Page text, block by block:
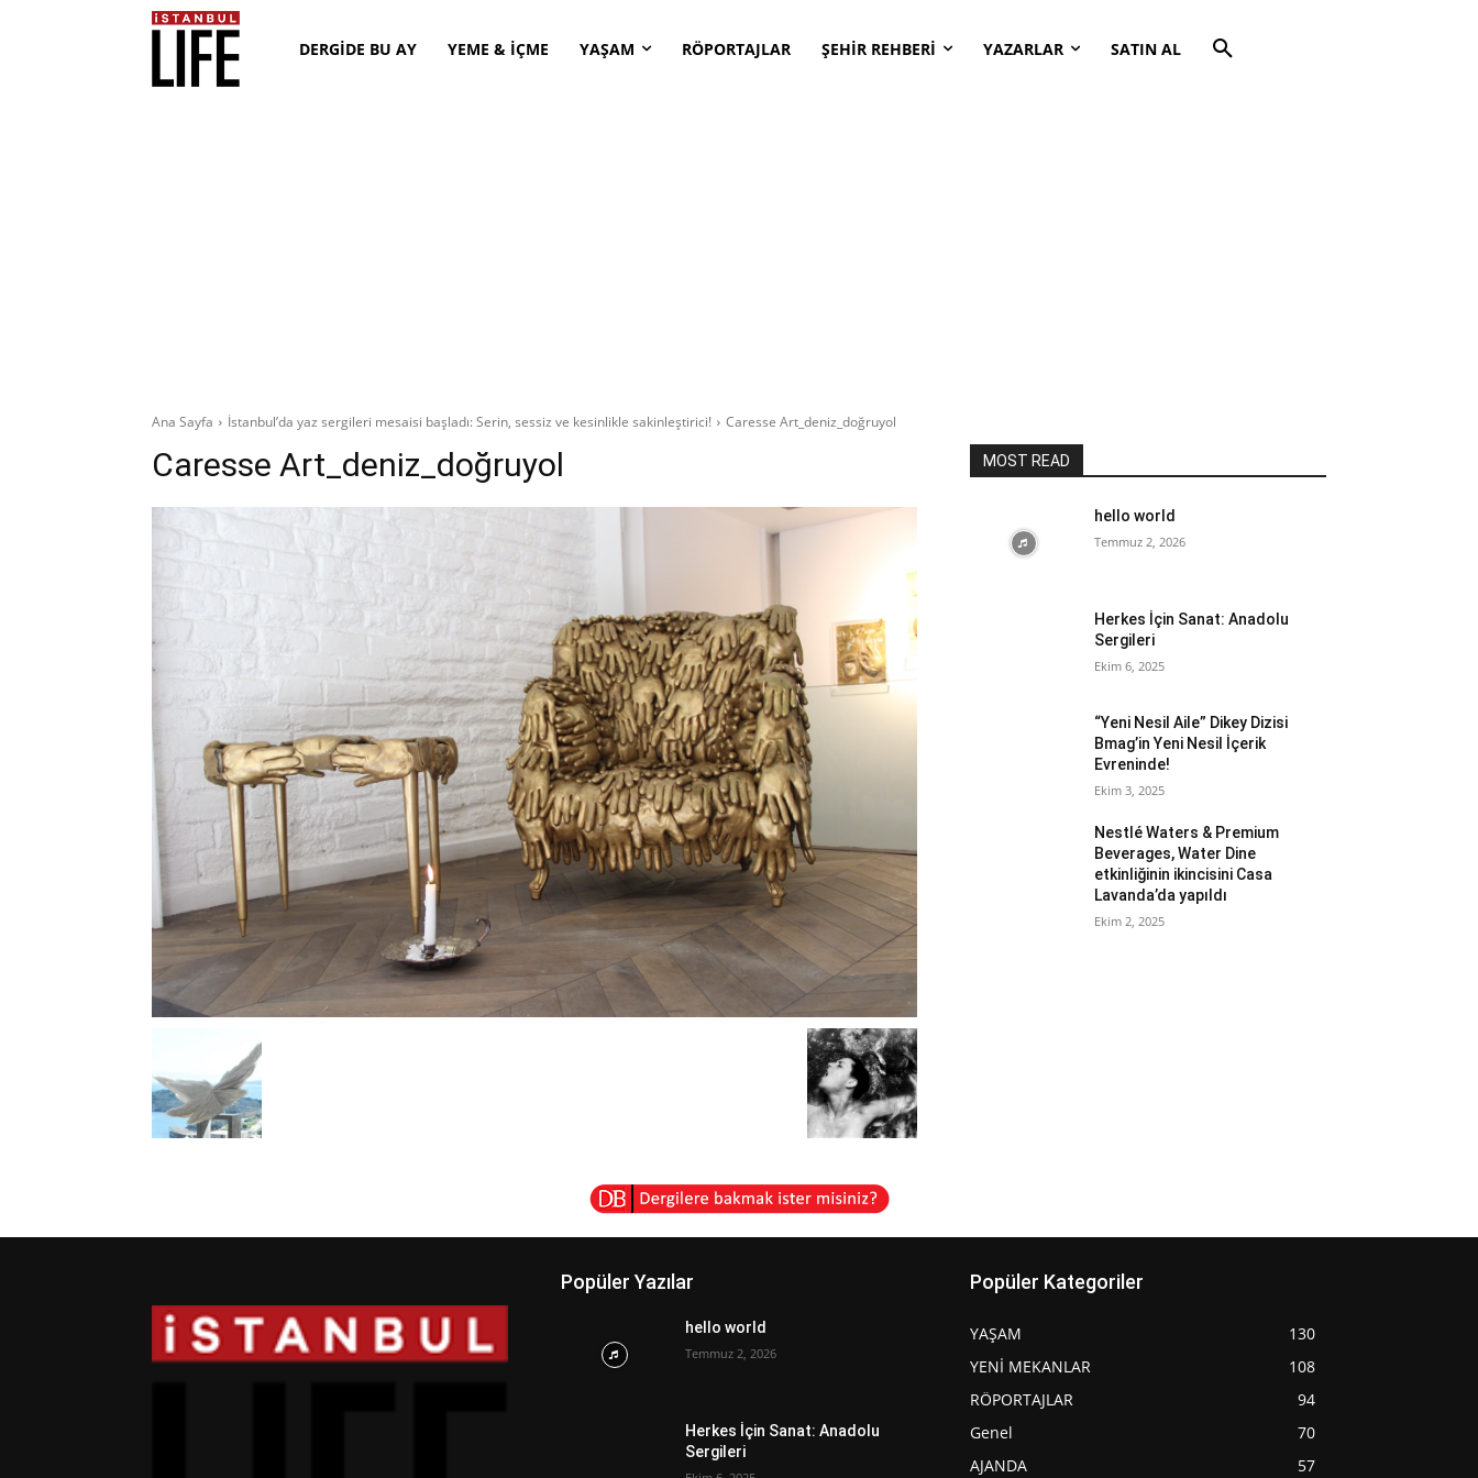
DERGİDE BU AY YEME & İÇME YAŞAM RÖPORTAJLAR ŞEHİR REHBERİ YAZARLAR SATIN AL
Ana Sayfa İstanbul’da yaz sergileri mesaisi başladı: Serin, sessiz ve kesinlikle sakinleştirici! Caresse Art_deniz_doğruyol
Caresse Art_deniz_doğruyol MOST READ
hello world
Temmuz 2, 2026
Herkes İçin Sanat: Anadolu
Sergileri
Ekim 6, 2025
“Yeni Nesil Aile” Dikey Dizisi
Bmag’in Yeni Nesil İçerik
Evreninde!
Ekim 3, 2025
Nestlé Waters & Premium
Beverages, Water Dine
etkinliğinin ikincisini Casa
Lavanda’da yapıldı
Ekim 2, 2025
Popüler Yazılar
hello world
Temmuz 2, 2026
Herkes İçin Sanat: Anadolu
Sergileri
Popüler Kategoriler
YAŞAM
130
YENİ MEKANLAR
108
RÖPORTAJLAR
94
Genel
70
AJANDA
57